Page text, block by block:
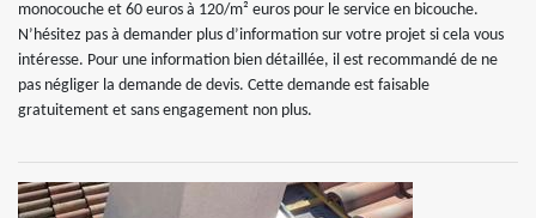
monocouche et 60 euros à 120/m² euros pour le service en bicouche.
N’hésitez pas à demander plus d’information sur votre projet si cela vous
intéresse. Pour une information bien détaillée, il est recommandé de ne
pas négliger la demande de devis. Cette demande est faisable
gratuitement et sans engagement non plus.